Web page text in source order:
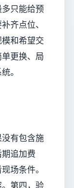
只能给预
齐点位、
和希望交
更换、局
。
有包含施
追加费
场条件。
第四，验